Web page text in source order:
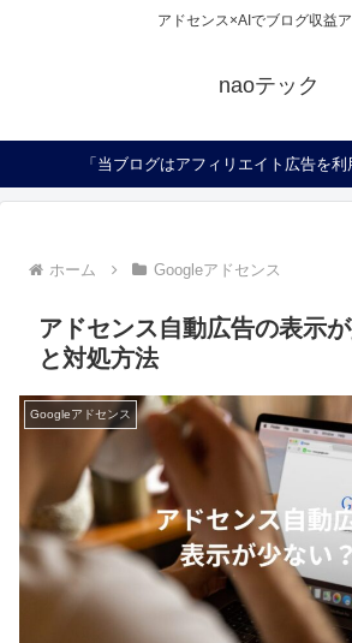
アドセンス×AIでブログ収益
naoテック
「当ブログはアフィリエイト広告を利
ホーム Googleアドセンス
アドセンス自動広告の表示
と対処方法
Googleアドセンス